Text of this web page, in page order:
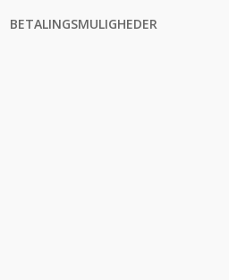
BETALINGSMULIGHEDER